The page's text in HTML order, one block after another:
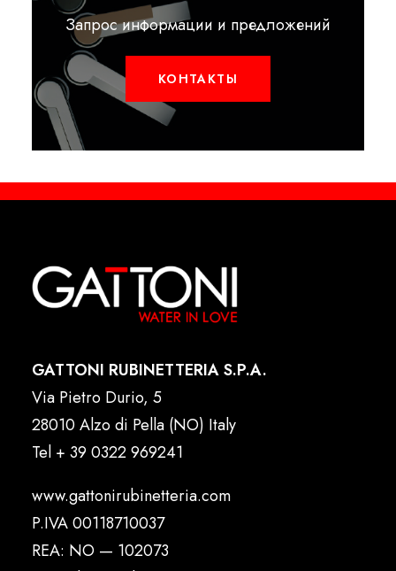
Запрос информации и предложений
КОНТАКТЫ
GATTONI RUBINETTERIA S.P.A.
Via Pietro Durio, 5
28010 Alzo di Pella (NO) Italy
Tel + 39 0322 969241
www.gattonirubinetteria.com
P.IVA 00118710037
REA: NO — 102073